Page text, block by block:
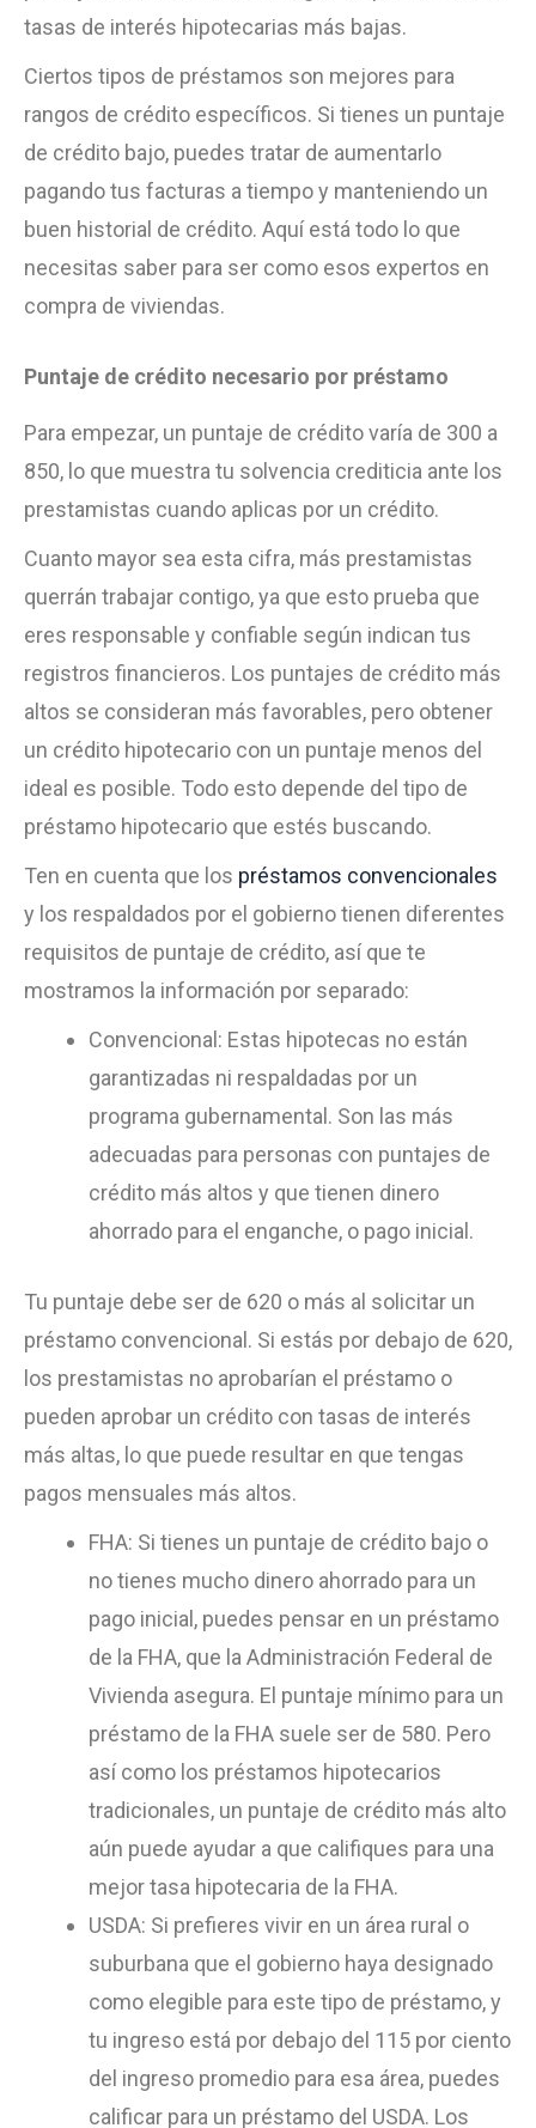
tasas de interés hipotecarias más bajas.
Ciertos tipos de préstamos son mejores para
rangos de crédito específicos. Si tienes un puntaje
de crédito bajo, puedes tratar de aumentarlo
pagando tus facturas a tiempo y manteniendo un
buen historial de crédito. Aquí está todo lo que
necesitas saber para ser como esos expertos en
compra de viviendas.
Puntaje de crédito necesario por préstamo
Para empezar, un puntaje de crédito varía de 300 a
850, lo que muestra tu solvencia crediticia ante los
prestamistas cuando aplicas por un crédito.
Cuanto mayor sea esta cifra, más prestamistas
querrán trabajar contigo, ya que esto prueba que
eres responsable y confiable según indican tus
registros financieros. Los puntajes de crédito más
altos se consideran más favorables, pero obtener
un crédito hipotecario con un puntaje menos del
ideal es posible. Todo esto depende del tipo de
préstamo hipotecario que estés buscando.
Ten en cuenta que los préstamos convencionales
y los respaldados por el gobierno tienen diferentes
requisitos de puntaje de crédito, así que te
mostramos la información por separado:
Convencional: Estas hipotecas no están
garantizadas ni respaldadas por un
programa gubernamental. Son las más
adecuadas para personas con puntajes de
crédito más altos y que tienen dinero
ahorrado para el enganche, o pago inicial.
Tu puntaje debe ser de 620 o más al solicitar un
préstamo convencional. Si estás por debajo de 620,
los prestamistas no aprobarían el préstamo o
pueden aprobar un crédito con tasas de interés
más altas, lo que puede resultar en que tengas
pagos mensuales más altos.
FHA: Si tienes un puntaje de crédito bajo o
no tienes mucho dinero ahorrado para un
pago inicial, puedes pensar en un préstamo
de la FHA, que la Administración Federal de
Vivienda asegura. El puntaje mínimo para un
préstamo de la FHA suele ser de 580. Pero
así como los préstamos hipotecarios
tradicionales, un puntaje de crédito más alto
aún puede ayudar a que califiques para una
mejor tasa hipotecaria de la FHA.
USDA: Si prefieres vivir en un área rural o
suburbana que el gobierno haya designado
como elegible para este tipo de préstamo, y
tu ingreso está por debajo del 115 por ciento
del ingreso promedio para esa área, puedes
calificar para un préstamo del USDA. Los